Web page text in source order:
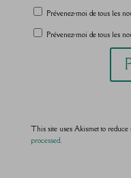
Prévenez-moi de tous les
Prévenez-moi de tous les
This site uses Akismet to reduce
processed.